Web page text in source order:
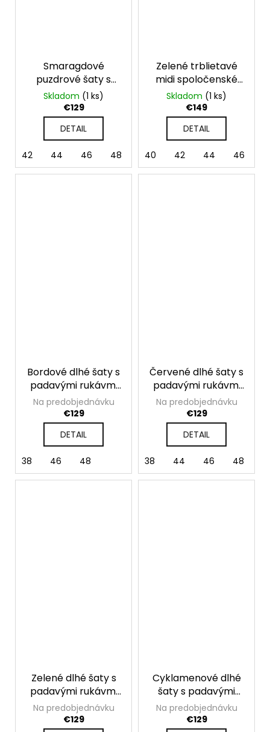
Smaragdové
puzdrové šaty s
krátkym rukávom
Olivia
Skladom (1 ks)
€129
DETAIL
42 44 46 48
Zelené trblietavé
midi spoločenské
šaty
Skladom (1 ks)
€149
DETAIL
40 42 44 46
Bordové dlhé šaty s
padavými rukávmi
Valentina
Na predobjednávku
€129
DETAIL
38 46 48
Červené dlhé šaty s
padavými rukávmi
Valentina
Na predobjednávku
€129
DETAIL
38 44 46 48
Zelené dlhé šaty s
padavými rukávmi
Valentina
Na predobjednávku
€129
Cyklamenové dlhé
šaty s padavými
rukávmi Valentina
Na predobjednávku
€129